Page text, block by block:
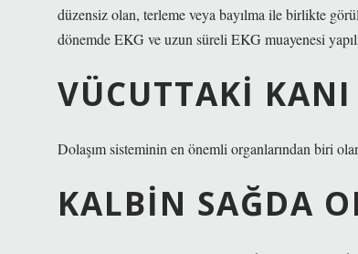
düzensiz olan, terleme veya bayılma ile birlikte
dönemde EKG ve uzun süreli EKG muayenesi
VÜCUTTAKI
Dolaşım sisteminin en önemli organlarından biri
KALBIN SAĞDA